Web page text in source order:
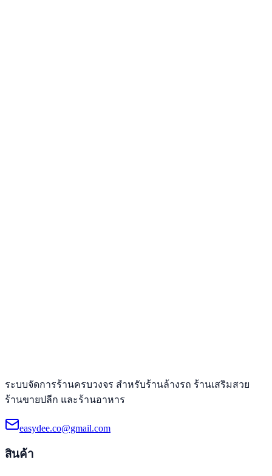
ระบบจัดการร้านครบวงจร สำหรับร้านล้างรถ ร้านเสริมสวย
ร้านขายปลีก และร้านอาหาร
easydee.co@gmail.com
สินค้า